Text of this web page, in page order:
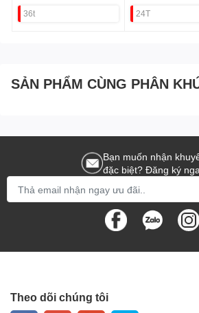
VAT
36t
VAT
24T
SẢN PHẨM CÙNG PHÂN
Bạn muốn nhận
đặc biệt? Đăng ký
Theo dõi chúng tôi